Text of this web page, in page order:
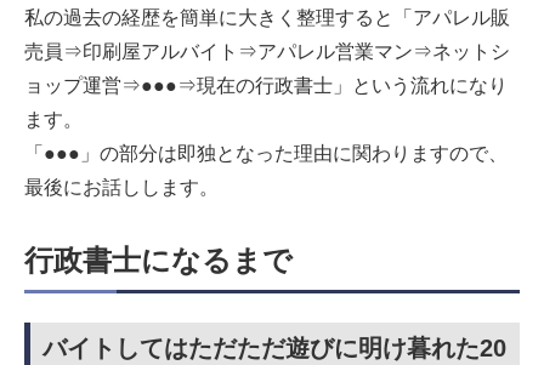
私の過去の経歴を簡単に大きく整理すると「アパレル販
売員⇒印刷屋アルバイト⇒アパレル営業マン⇒ネットシ
ョップ運営⇒●●●⇒現在の行政書士」という流れになり
ます。
「●●●」の部分は即独となった理由に関わりますので、
最後にお話しします。
行政書士になるまで
バイトしてはただただ遊びに明け暮れた20